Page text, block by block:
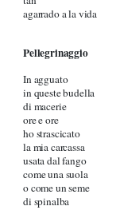
agarrado a la vida
Pellegrinaggio
In agguato
in queste budella
di macerie
ore e ore
ho strascicato
la mia carcassa
usata dal fango
come una suola
o come un seme
di spinalba